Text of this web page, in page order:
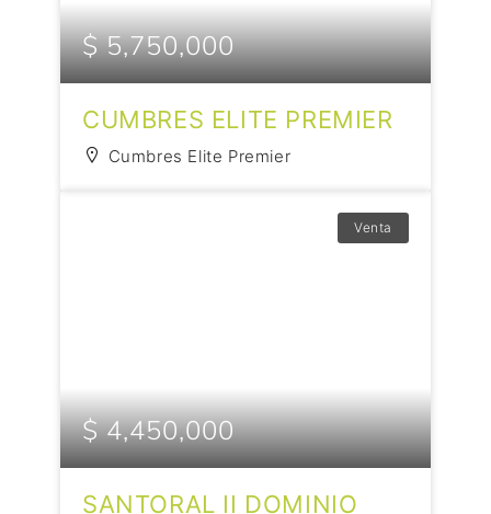
$ 5,750,000
CUMBRES ELITE PREMIER
Cumbres Elite Premier
Venta
$ 4,450,000
SANTORAL II DOMINIO